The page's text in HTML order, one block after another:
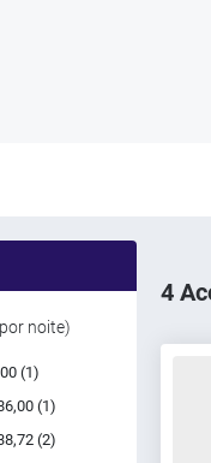
noite)
(1)
(1)
(2)
4